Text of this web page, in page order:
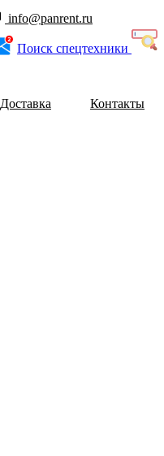
info@panrent.ru
Поиск спецтехники
Доставка Контакты